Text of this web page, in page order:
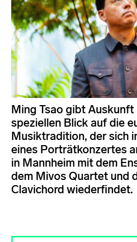
Ming Tsao gibt Auskunft
speziellen Blick auf die
Musiktradition, der sich
eines Porträtkonzertes
in Mannheim mit dem
dem Mivos Quartet und
Clavichord wiederfindet.